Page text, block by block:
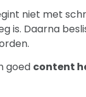
niet met
is. Daarna
goed content